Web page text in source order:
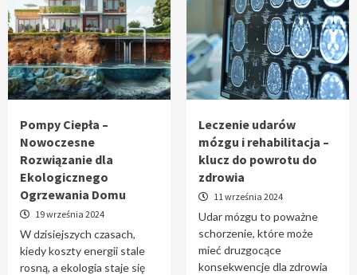
Pompy Ciepła –
Nowoczesne
Rozwiązanie dla
Ekologicznego
Ogrzewania Domu
19 września 2024
W dzisiejszych czasach,
kiedy koszty energii stale
rosną, a ekologia staje się
Leczenie udarów
mózgu i rehabilitacja –
klucz do powrotu do
zdrowia
11 września 2024
Udar mózgu to poważne
schorzenie, które może
mieć druzgocące
konsekwencje dla zdrowia